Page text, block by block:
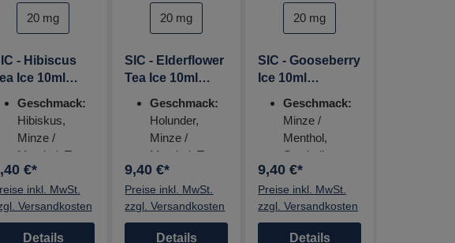
Nikotinstärke auswählen
20 mg
- Hibiscus
Ice 10ml
Geschmack:
Hibiskus,
Minze /
Menthol, Tee
Nikotinstärke:
20mg
€*
inkl. MwSt.
Versandkosten
Details
Nikotinstärke auswählen
20 mg
SIC - Elderflower
Tea Ice 10ml
Geschmack:
Holunder,
Minze /
Menthol, Tee
Nikotinstärke:
20mg
9,40 €*
Preise inkl. MwSt.
zzgl. Versandkosten
Details
Nikotinstärke
20 mg
SIC - Gooseberry
Ice 10ml
Geschmack:
Minze /
Menthol,
Stachelbeere
Nikotinstärke:
20mg
9,40 €*
Preise inkl. MwSt.
zzgl. Versandkosten
Details